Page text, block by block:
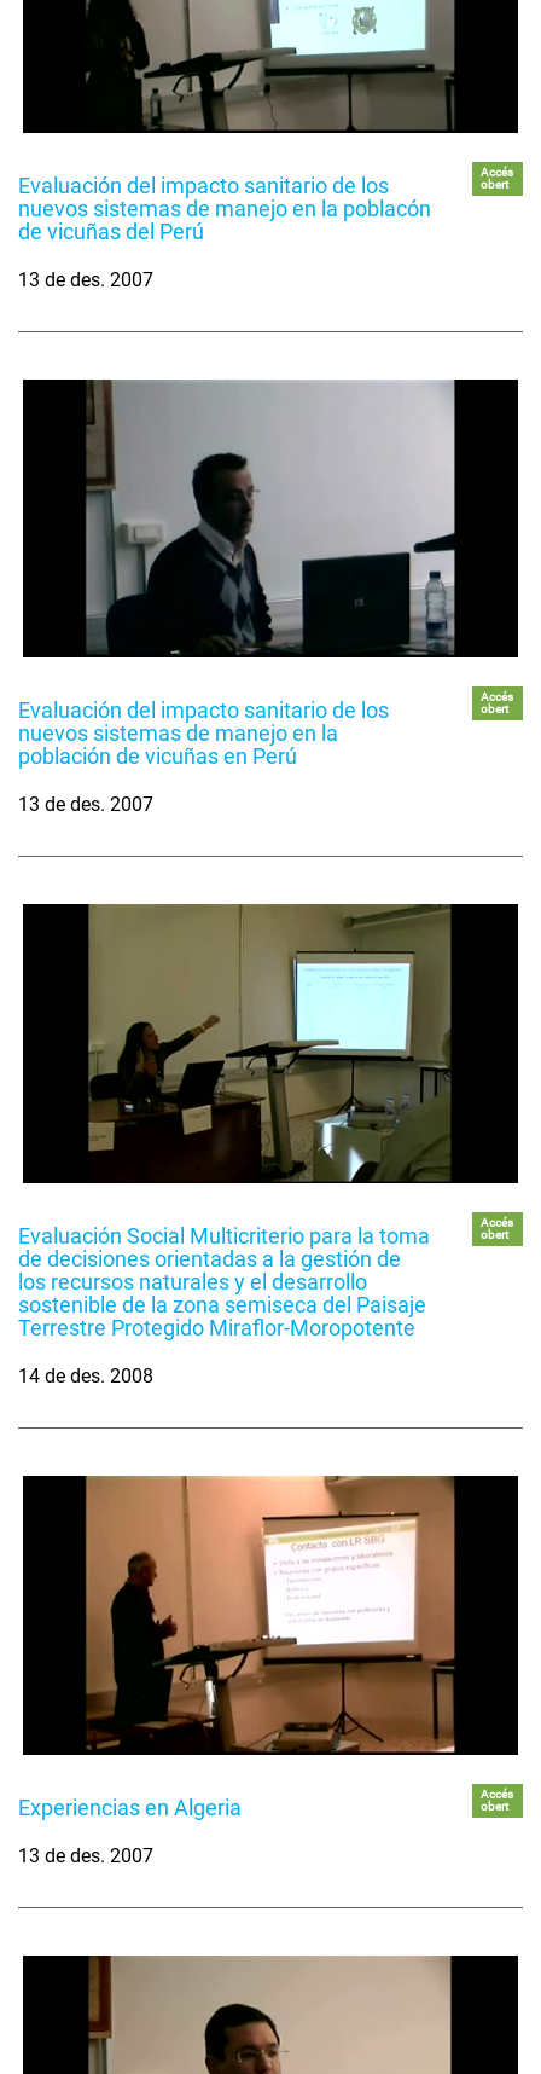
Evaluación del impacto sanitario de los
nuevos sistemas de manejo en la poblacón
de vicuñas del Perú
Accés
obert
13 de des. 2007
Evaluación del impacto sanitario de los
nuevos sistemas de manejo en la
población de vicuñas en Perú
Accés
obert
13 de des. 2007
Evaluación Social Multicriterio para la toma
de decisiones orientadas a la gestión de
los recursos naturales y el desarrollo
sostenible de la zona semiseca del Paisaje
Terrestre Protegido Miraflor-Moropotente
Accés
obert
14 de des. 2008
Experiencias en Algeria
Accés
obert
13 de des. 2007